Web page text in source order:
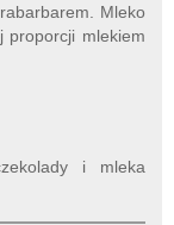
Mleko
proporcji mlekiem
i mleka